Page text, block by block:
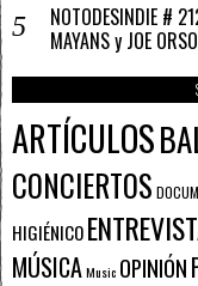
NOTODESINDIE #
MAYANS y JOE
ARTÍCULOS
CONCIERTOS
HIGIÉNICO
MÚSICAMusic OPINIÓN